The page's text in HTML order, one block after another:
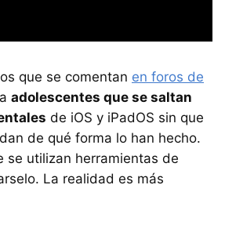
que se comentan en foros de
adolescentes que se saltan
de iOS y iPadOS sin que
de qué forma lo han hecho.
se utilizan herramientas de
La realidad es más